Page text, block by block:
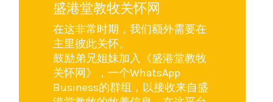
盛港堂教牧关怀网
在这非常时期，我们额外需要在
主里彼此关怀。
鼓励弟兄姐妹加入《盛港堂教牧
关怀网》，一个WhatsApp
Business的群组，以接收来自盛